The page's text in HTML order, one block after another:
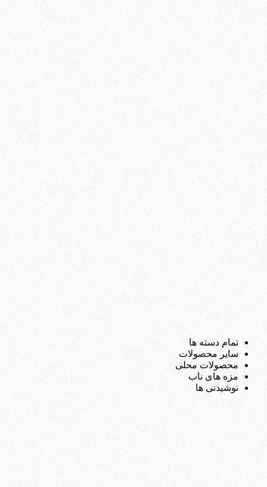
تمام دسته ها
سایر محصولات
محصولات محلی
مزه های ناب
نوشیدنی ها